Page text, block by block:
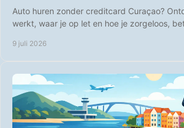
Auto huren zonder creditcard Curaçao?
werkt, waar je op let en hoe je zorgeloos,
9 juli 2026